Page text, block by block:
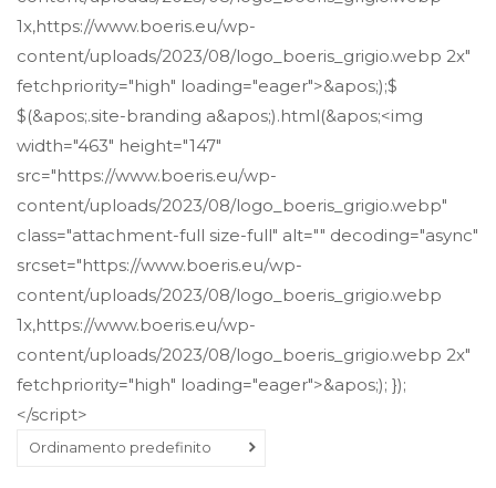
1x,https://www.boeris.eu/wp-
content/uploads/2023/08/logo_boeris_grigio.webp 2x"
fetchpriority="high" loading="eager">&apos;);$
$(&apos;.site-branding a&apos;).html(&apos;<img
width="463" height="147"
src="https://www.boeris.eu/wp-
content/uploads/2023/08/logo_boeris_grigio.webp"
class="attachment-full size-full" alt="" decoding="async"
srcset="https://www.boeris.eu/wp-
content/uploads/2023/08/logo_boeris_grigio.webp
1x,https://www.boeris.eu/wp-
content/uploads/2023/08/logo_boeris_grigio.webp 2x"
fetchpriority="high" loading="eager">&apos;); });
</script>
Ordinamento predefinito